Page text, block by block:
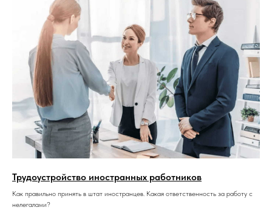
Трудоустройство иностранных работников
Как правильно принять в штат иностранцев. Какая ответственность за работу с
нелегалами?